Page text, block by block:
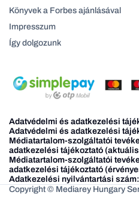
Könyvek a Forbes ajánlásával
Impresszum
Így dolgozunk
Adatvédelmi és adatkezelési
Adatvédelmi és adatkezelési
Médiatartalom-szolgáltatói
adatkezelési tájékoztató
Médiatartalom-szolgáltatói
adatkezelési tájékoztató
Adatkezelési nyilvántartási
Copyright © Mediarey Hungary